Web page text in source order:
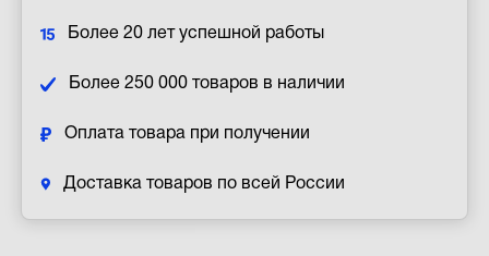
Более 20 лет успешной работы
Более 250 000 товаров в наличии
Оплата товара при получении
Доставка товаров по всей России